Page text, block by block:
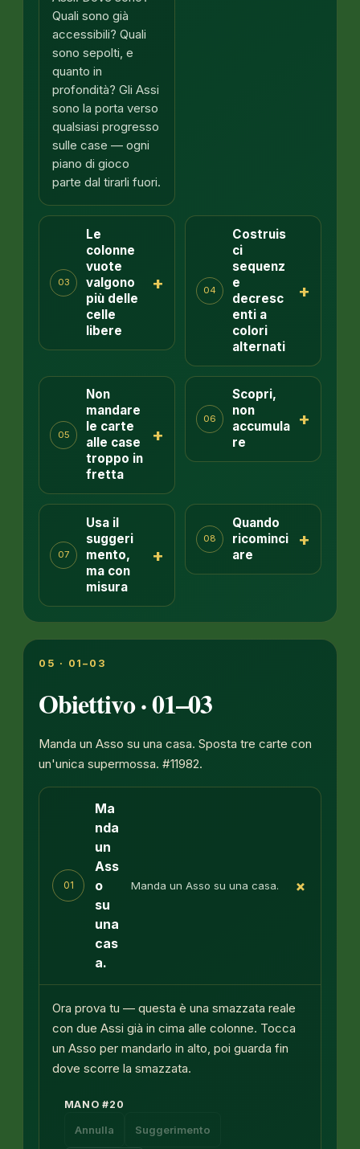
Quali sono già
accessibili? Quali
sono sepolti, e
quanto in
profondità? Gli Assi
sono la porta verso
qualsiasi progresso
sulle case — ogni
piano di gioco
parte dal tirarli fuori.
03
Le
colonne
vuote
valgono
più delle
celle
libere
+ 04
Costruis
ci
sequenz
e
decresc
enti a
colori
alternati
+
05
Non
mandare
le carte
alle case
troppo in
fretta
+
06
Scopri,
non
accumula
re
+
07
Usa il
suggeri
mento,
ma con
misura
+
08
Quando
ricominci
are
+
05 · 01–03
Obiettivo · 01–03
Manda un Asso su una casa. Sposta tre carte con
un'unica supermossa. #11982.
01
Ma
nda
un
Ass
o
su
una
cas
a.
Manda un Asso su una casa. +
Ora prova tu — questa è una smazzata reale
con due Assi già in cima alle colonne. Tocca
un Asso per mandarlo in alto, poi guarda fin
dove scorre la smazzata.
MANO #20
Annulla Suggerimento